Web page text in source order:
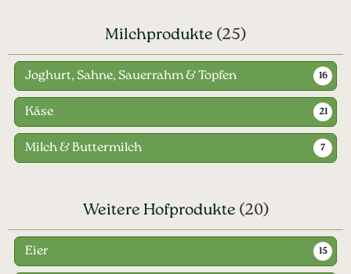
Milchprodukte (25)
Joghurt, Sahne, Sauerrahm & Topfen 16
Käse 21
Milch & Buttermilch 7
Weitere Hofprodukte (20)
Eier 15